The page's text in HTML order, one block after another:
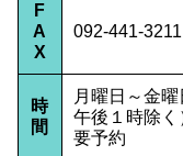
F
A
X
092-441-3211
時
間
月曜日～金
午後１時除く
要予約